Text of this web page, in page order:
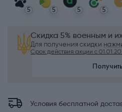
5 5 5 5
Скидка 5% военным и
Для получения скидки
Срок действия акции с
Условия бесплатной